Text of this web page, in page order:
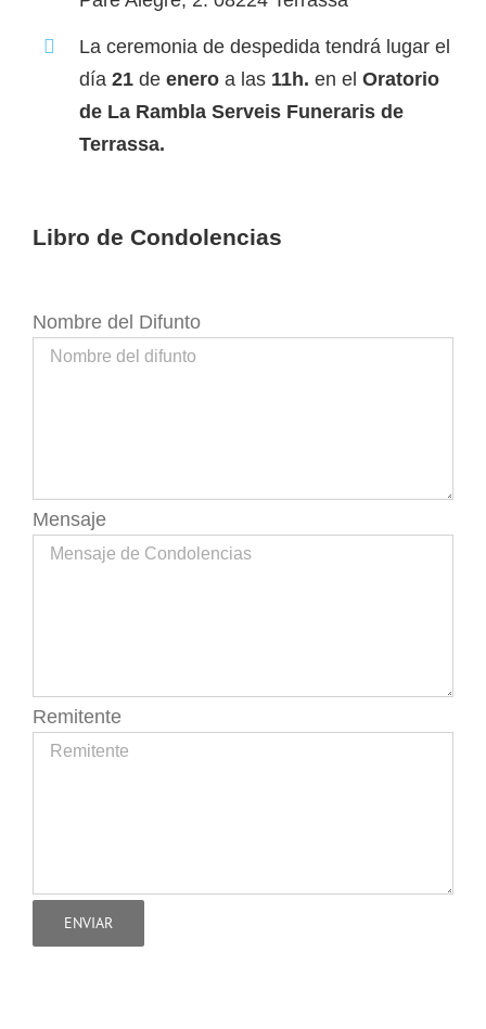
La ceremonia de despedida tendrá lugar el
día 21 deenero a las 11h.en elOratorio
de La Rambla Serveis Funeraris de
Terrassa.
Libro de Condolencias
Nombre del Difunto
Mensaje
Remitente